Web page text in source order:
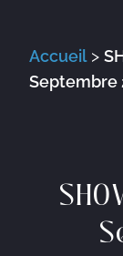
Accueil>
Septembre